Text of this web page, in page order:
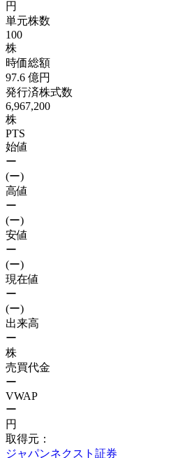
円
単元株数
100
株
時価総額
97.6 億円
発行済株式数
6,967,200
株
PTS
始値
ー
(ー)
高値
ー
(ー)
安値
ー
(ー)
現在値
ー
(ー)
出来高
ー
株
売買代金
ー
VWAP
ー
円
取得元：
ジャパンネクスト証券